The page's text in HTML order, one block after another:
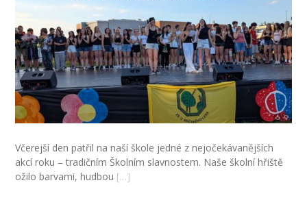
-- Zápis
-- Odklad
-- První školní dny
-- Virtuální prohlídka školy
-- Inspekční zpráva
Družina
-- O školní družině
Včerejší den patřil na naší škole jedné z nejočekávanějších
akcí roku – tradičním Školním slavnostem. Naše školní hřiště
ožilo barvami, hudbou […]